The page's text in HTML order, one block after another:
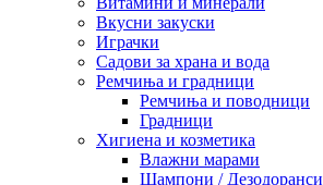
Вкусни закуски
Играчки
Садови за храна и вода
Ремчиња и градници
Ремчиња и поводници
Градници
Хигиена и козметика
Влажни марами
Шампони / Дезодоранси